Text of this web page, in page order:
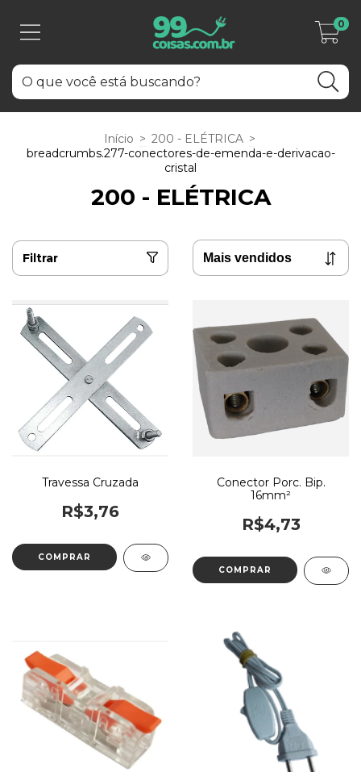
0
Início > 200 - ELÉTRICA >
breadcrumbs.277-conectores-de-emenda-e-derivacao-
cristal
200 - ELÉTRICA
Filtrar
Travessa Cruzada
R$3,76
Conector Porc. Bip.
16mm²
R$4,73